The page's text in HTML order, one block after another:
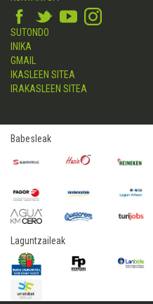
SUTONDO
INIKA
GMAIL
IKASLEEN SITEA
IRAKASLEEN SITEA
Babesleak
Laguntzaileak